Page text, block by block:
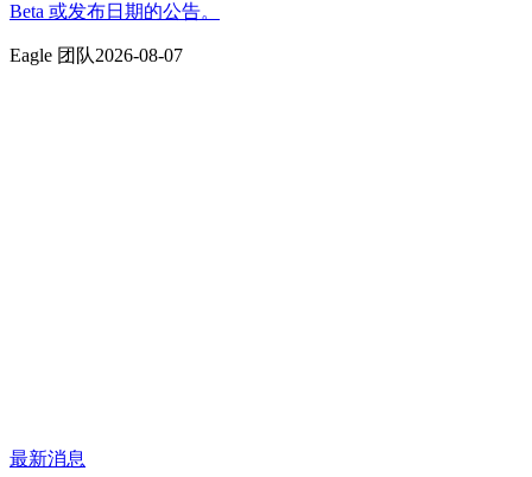
Beta 或发布日期的公告。
Eagle 团队2026-08-07
最新消息